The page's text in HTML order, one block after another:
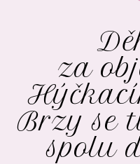
za
Brzy se
spolu